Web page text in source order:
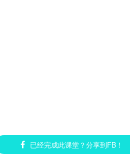
已经完成此课堂？分享到FB！